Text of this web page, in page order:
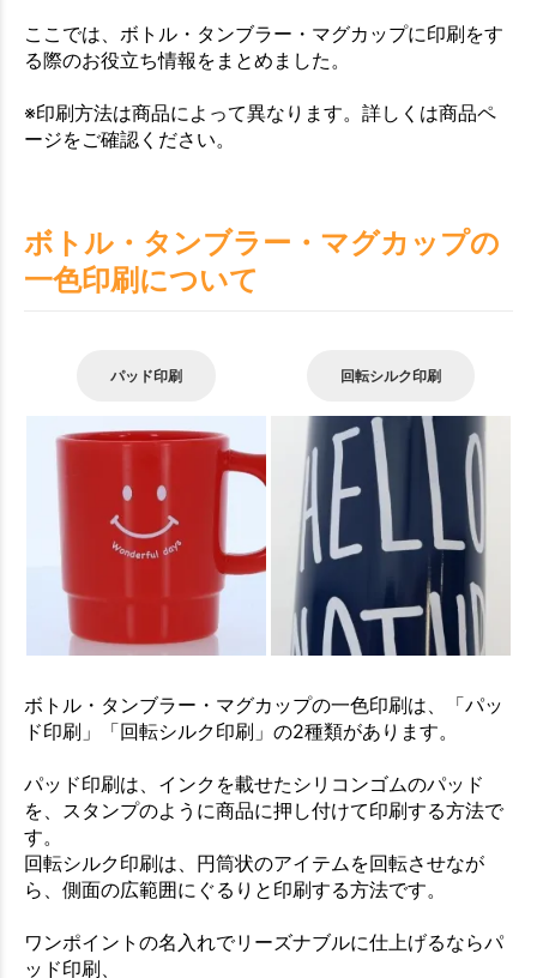
ここでは、ボトル・タンブラー・マグカップに印刷をす
る際のお役立ち情報をまとめました。
※印刷方法は商品によって異なります。詳しくは商品ペ
ージをご確認ください。
ボトル・タンブラー・マグカップの
一色印刷について
パッド印刷 回転シルク印刷
ボトル・タンブラー・マグカップの一色印刷は、「パッ
ド印刷」「回転シルク印刷」の2種類があります。
パッド印刷は、インクを載せたシリコンゴムのパッド
を、スタンプのように商品に押し付けて印刷する方法で
す。
回転シルク印刷は、円筒状のアイテムを回転させなが
ら、側面の広範囲にぐるりと印刷する方法です。
ワンポイントの名入れでリーズナブルに仕上げるならパ
ッド印刷、